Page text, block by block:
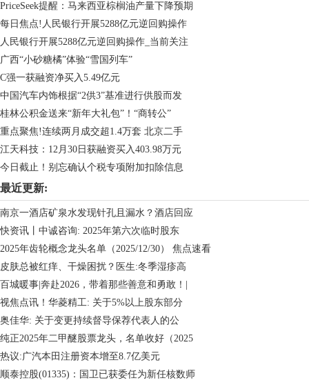
PriceSeek提醒：马来西亚棕榈油产量下降预期
每日焦点!人民银行开展5288亿元逆回购操作
人民银行开展5288亿元逆回购操作_当前关注
广西“小砂糖橘”体验“雪国列车”
C强一获融资净买入5.49亿元
中国汽车内饰根据“2供3”基准进行供股而发
桂林公积金送来“新年大礼包”！“商转公”
重点聚焦!连续两月成交超1.4万套 北京二手
江天科技：12月30日获融资买入403.98万元
今日截止！别忘确认个税专项附加扣除信息
最近更新:
南京一酒店矿泉水发现针孔且漏水？酒店回应
快资讯丨中诚咨询: 2025年第六次临时股东
2025年齿轮概念龙头名单（2025/12/30） 焦点速看
皮肤总被红痒、干燥困扰？医生:冬季湿疹高
百城暖事|奔赴2026，带着那些善意和勇敢！|
视焦点讯！华菱精工: 关于5%以上股东部分
奥佳华: 关于变更持续督导保荐代表人的公
纯正2025年二甲醚股票龙头，名单收好（2025
热议:广汽本田注册资本增至8.7亿美元
顺泰控股(01335)：国卫已获委任为新任核数师